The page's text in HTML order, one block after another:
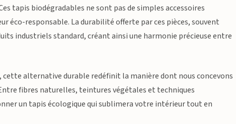
tapis biodégradables ne sont pas de simples accessoires
éco-responsable. La durabilité offerte par ces pièces, souvent
industriels standard, créant ainsi une harmonie précieuse entre
alternative durable redéfinit la manière dont nous concevons
fibres naturelles, teintures végétales et techniques
un tapis écologique qui sublimera votre intérieur tout en